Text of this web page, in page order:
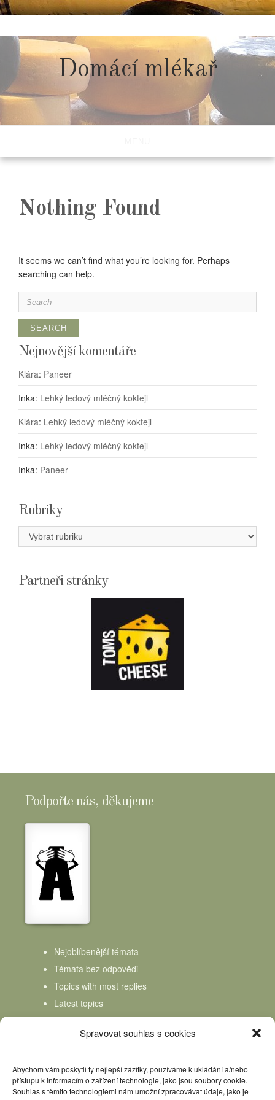
Spravovat souhlas s cookies
Abychom vám poskytli ty nejlepší zážitky, používáme k ukládání a/nebo
přístupu k informacím o zařízení technologie, jako jsou soubory cookie.
Souhlas s těmito technologiemi nám umožní zpracovávat údaje, jako je
to
content
Domácí mlékař
Nothing Found
It seems we can’t find what you’re looking for. Perhaps
searching can help.
Search
for:
Nejnovější komentáře
Klára: Paneer
Inka: Lehký ledový mléčný koktejl
Klára: Lehký ledový mléčný koktejl
Inka: Lehký ledový mléčný koktejl
Inka: Paneer
Rubriky
Rubriky
Partneři stránky
Podpořte nás, děkujeme
Nejoblíbenější témata
Témata bez odpovědi
Topics with most replies
Latest topics
Topics Freshness